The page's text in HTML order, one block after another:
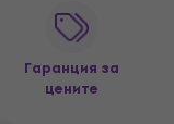
Гаранция за
цените